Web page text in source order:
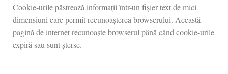
Cookie-urile păstrează informații într-un fișier text de mici
dimensiuni care permit recunoașterea browserului. Această
pagină de internet recunoaște browserul până când cookie-urile
expiră sau sunt șterse.